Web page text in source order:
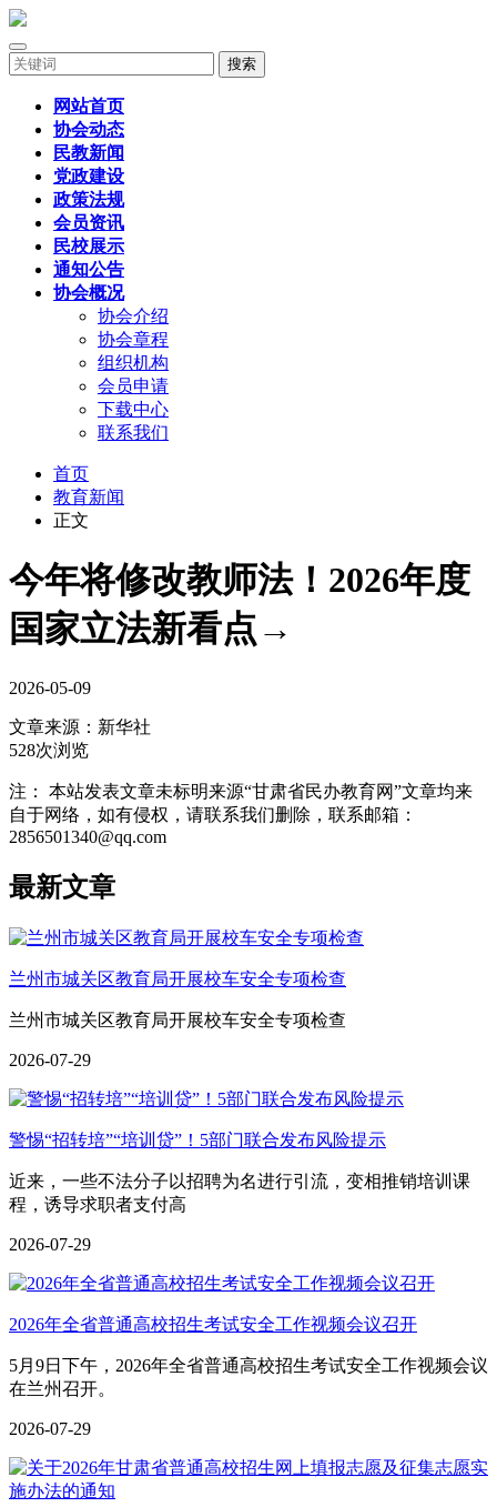
搜索
网站首页
协会动态
民教新闻
党政建设
政策法规
会员资讯
民校展示
通知公告
协会概况
协会介绍
协会章程
组织机构
会员申请
下载中心
联系我们
首页
教育新闻
正文
今年将修改教师法！2026年度
国家立法新看点→
2026-05-09
文章来源： 新华社
528次浏览
注： 本站发表文章未标明来源“甘肃省民办教育网”文章均来
自于网络，如有侵权，请联系我们删除，联系邮箱：
2856501340@qq.com
最新文章
兰州市城关区教育局开展校车安全专项检查
兰州市城关区教育局开展校车安全专项检查
2026-07-29
警惕“招转培”“培训贷”！5部门联合发布风险提示
近来，一些不法分子以招聘为名进行引流，变相推销培训课
程，诱导求职者支付高
2026-07-29
2026年全省普通高校招生考试安全工作视频会议召开
5月9日下午，2026年全省普通高校招生考试安全工作视频会议
在兰州召开。
2026-07-29